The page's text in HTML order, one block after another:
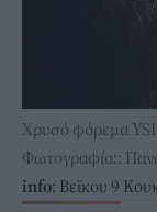
Χρυσό φόρεμα
Φωτογραφία::
info: Bεϊκου 9